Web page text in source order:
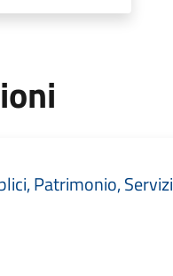
Patrimonio, Servizi